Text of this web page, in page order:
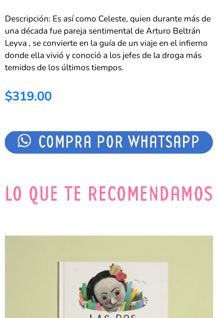
Descripción: Es así como Celeste, quien durante más de
una década fue pareja sentimental de Arturo Beltrán
Leyva , se convierte en la guía de un viaje en el infierno
donde ella vivió y conoció a los jefes de la droga más
temidos de los últimos tiempos.
$319.00